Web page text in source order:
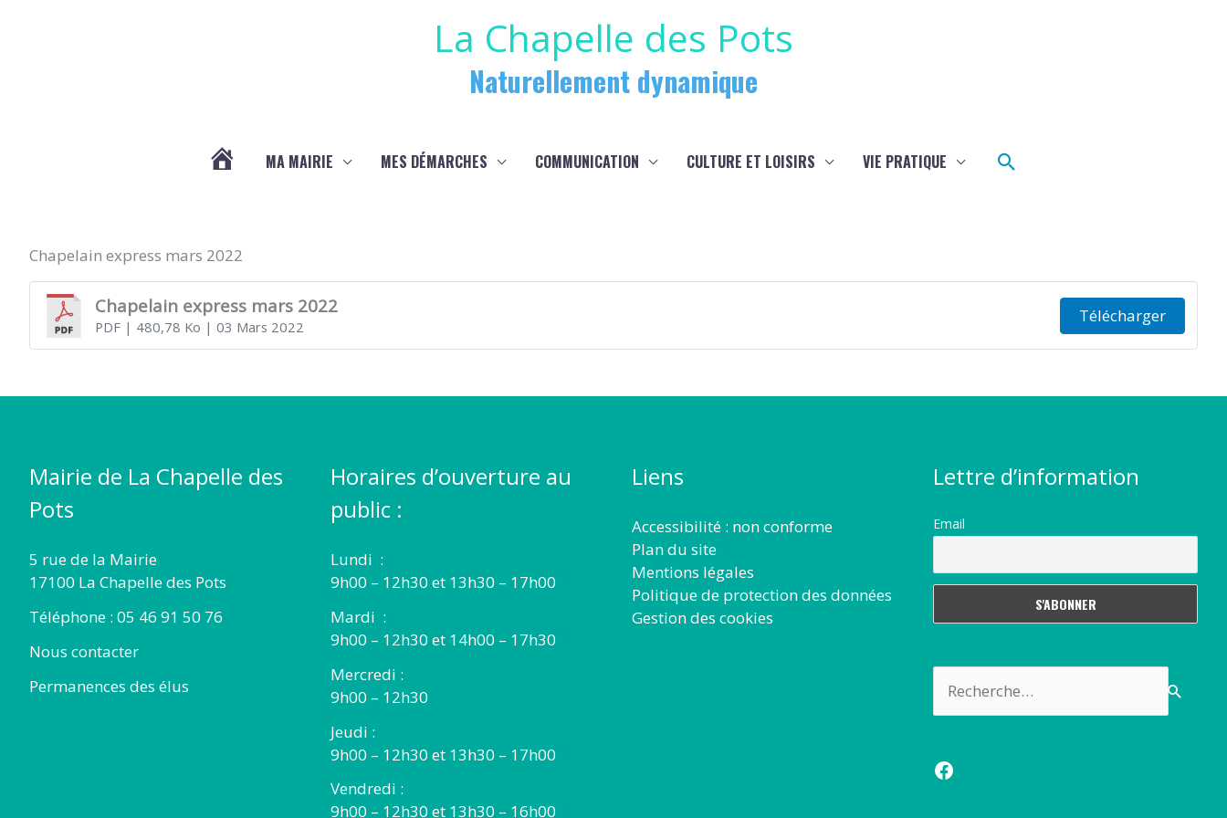
La Chapelle des Pots
Naturellement dynamique
DE
LA
POTS
MA MAIRIE MES DÉMARCHES COMMUNICATION CULTURE ET LOISIRS VIE PRATIQUE Rechercher
Chapelain express mars 2022
Chapelain express mars 2022
PDF| 480,78 Ko | 03 Mars 2022
Télécharger
Mairie de La Chapelle des
Pots
5 rue de la Mairie
17100 La Chapelle des Pots
Téléphone : 05 46 91 50 76
Nous contacter
Permanences des élus
Horaires d’ouverture au
public :
Lundi :
9h00 – 12h30 et 13h30 – 17h00
Mardi :
9h00 – 12h30 et 14h00 – 17h30
Mercredi :
9h00 – 12h30
Jeudi :
9h00 – 12h30 et 13h30 – 17h00
Vendredi :
9h00 – 12h30 et 13h30 – 16h00
Liens
Accessibilité : non conforme
Plan du site
Mentions légales
Politique de protection des données
Gestion des cookies
Lettre d’information
Email
Facebook